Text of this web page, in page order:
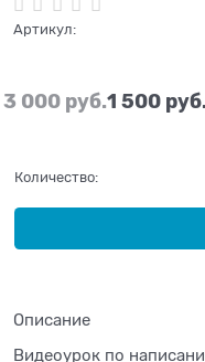
Артикул:
3 000 руб.1 500
Количество:
Описание
Видеоурок по